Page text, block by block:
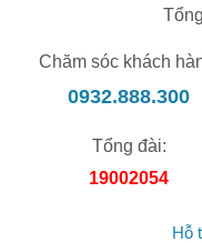
Chăm sóc khách
0932.888.300
Tổng đài:
19002054
Hỗ